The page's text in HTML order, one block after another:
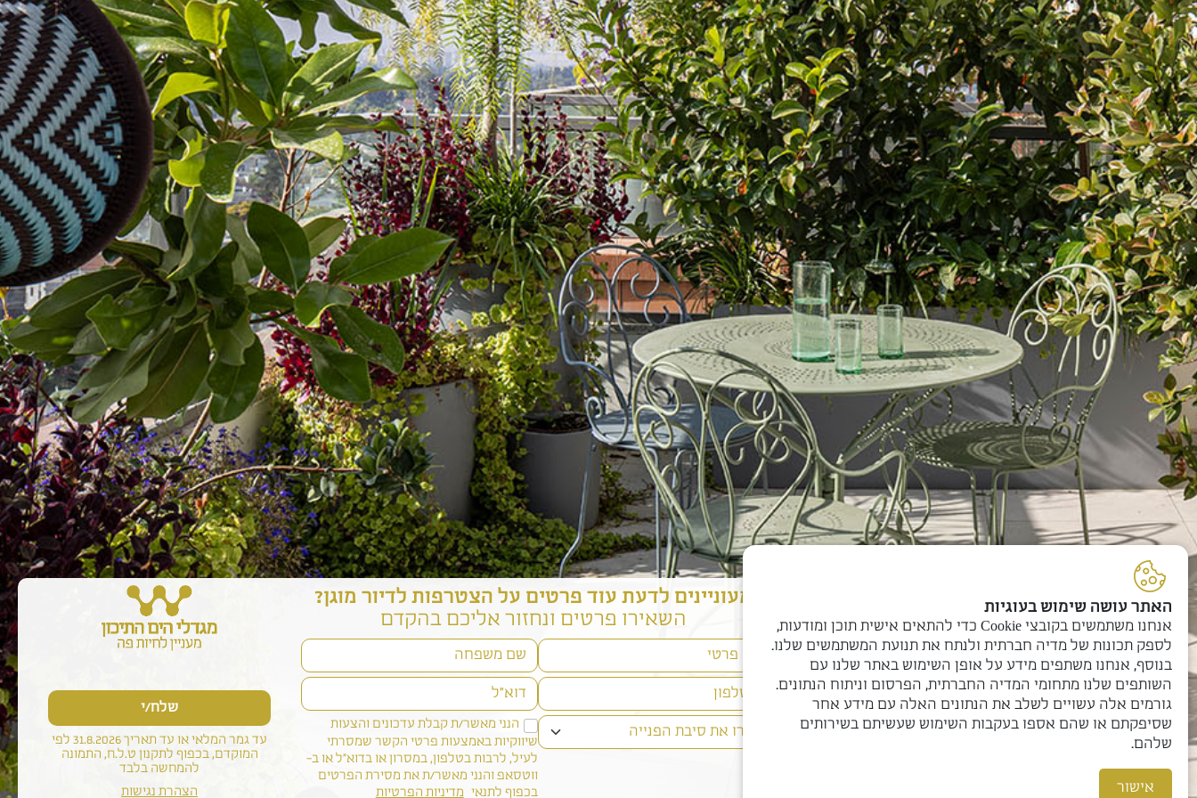
דירות נבחרות במגוון
מסלולי קיץ ללא
התחייבות
מעוניינים לדעת עוד פרטים על הצטרפות לדיור מוגן?
השאירו פרטים ונחזור אליכם בהקדם
הנני מאשר/ת קבלת עדכונים והצעות
שיווקיות באמצעות פרטי הקשר שמסרתי
לעיל, לרבות בטלפון, במסרון או בדוא"ל או ב-
ווטסאפ והנני מאשר/ת את מסירת הפרטים
בכפוף לתנאי מדיניות הפרטיות
עד גמר המלאי או עד תאריך 31.8.2026 לפי
המוקדם, בכפוף לתקנון ט.ל.ח, התמונה
להמחשה בלבד
הצהרת נגישות
האתר עושה שימוש בעוגיות
אנחנו משתמשים בקובצי Cookie כדי להתאים אישית תוכן ומודעות,
לספק תכונות של מדיה חברתית ולנתח את תנועת המשתמשים שלנו.
בנוסף, אנחנו משתפים מידע על אופן השימוש באתר שלנו עם
השותפים שלנו מתחומי המדיה החברתית, הפרסום וניתוח הנתונים.
גורמים אלה עשויים לשלב את הנתונים האלה עם מידע אחר
שסיפקתם או שהם אספו בעקבות השימוש שעשיתם בשירותים
שלהם.
אישור